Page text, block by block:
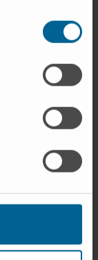
. Manual
español.
para